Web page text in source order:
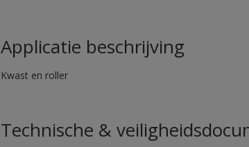
Applicatie beschrijving
Kwast en roller
Technische &